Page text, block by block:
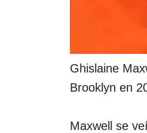
Ghislaine
Brooklyn en
Maxwell se